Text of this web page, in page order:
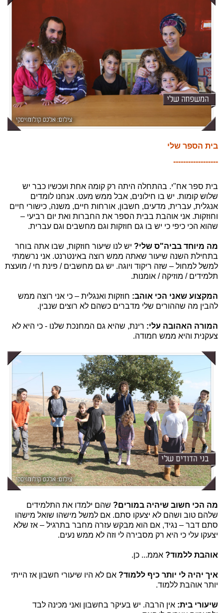
בית הספר שלי
------------------
בית ספר אח"י. בהתחלה היתה רק קומה אחת ועכשיו כבר יש
שלוש קומות. יש בו חילונים, אבל ממש מעט. אנחנו לומדים
אנגלית, עברית, מדעים, חשבון, אורחות חיים, משנה, כישורי חיים
וחוזקות. אני אוהבת בבית הספר את החברות ואת יום רביעי –
שהוא הכי כיפי כי יש בו גם חוזקות וגם מחשבים וגם עברית.
מה מיוחד בביה"ס שלי?יש לנו שיעור חוזקות, שבו אתה בוחר
בתחילת השנה שיעור שאתה ממש רוצה באינטרנט. אני נרשמתי
למשל למחול – שזה ריקוד ויוגה. יש גם מחשבים / פינת חי / מועצת
תלמידים / מוזיקה / אומנות.
המקצוע שאני הכי אוהב: חוזקות ואנגלית – כי אני רוצה ממש
להבין מה שההורים שלי מדברים כשהם לא רוצים שנבין.
המורה האהובה עלי: רינת, שהיא גם המחנכת שלנו - כי היא לא
צעקנית והיא ממש חמודה.
מה הכי חשוב שיהיה במורים?שהם ילמדו את התלמידים
שלהם טוב ושהם לא יצעקו סתם. אם למשל מישהו שואל מישהו
סתם דבר – נגיד, אם הוא מבקש עזרה מחבר בתרגיל – אז שלא
יצעקו עלי כי היא רק מסבירה לי וזה לא ממש נעים.
אוהבת ללמוד?אממ... כן.
איך יהיה לי יותר כיף ללמוד?אם לא היו שיעורי חשבון אז הייתי
יותר אוהבת ללמוד.
שיעורי בית: אין הרבה. יש בעיקר בחשבון ואני מכינה לבד